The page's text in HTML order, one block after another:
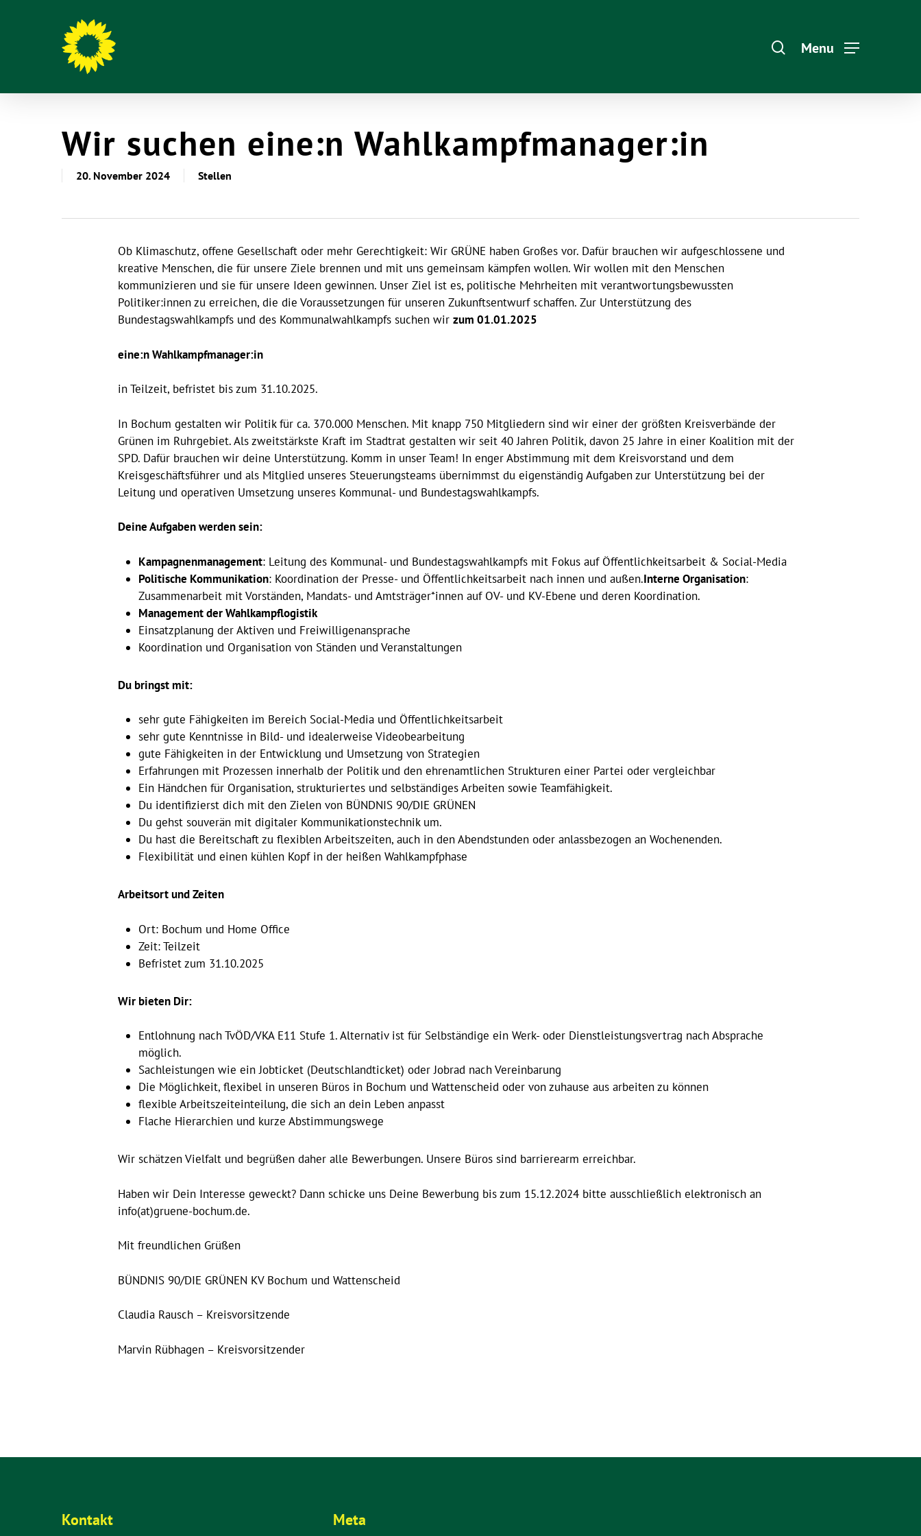
Menu
Wir suchen eine:n Wahlkampfmanager:in
20. November 2024 Stellen
Ob Klimaschutz, offene Gesellschaft oder mehr Gerechtigkeit: Wir GRÜNE haben Großes vor. Dafür brauchen wir aufgeschlossene und
kreative Menschen, die für unsere Ziele brennen und mit uns gemeinsam kämpfen wollen. Wir wollen mit den Menschen
kommunizieren und sie für unsere Ideen gewinnen. Unser Ziel ist es, politische Mehrheiten mit verantwortungsbewussten
Politiker:innen zu erreichen, die die Voraussetzungen für unseren Zukunftsentwurf schaffen. Zur Unterstützung des
Bundestagswahlkampfs und des Kommunalwahlkampfs suchen wir zum 01.01.2025
eine:n Wahlkampfmanager:in
in Teilzeit, befristet bis zum 31.10.2025.
In Bochum gestalten wir Politik für ca. 370.000 Menschen. Mit knapp 750 Mitgliedern sind wir einer der größten Kreisverbände der
Grünen im Ruhrgebiet. Als zweitstärkste Kraft im Stadtrat gestalten wir seit 40 Jahren Politik, davon 25 Jahre in einer Koalition mit der
SPD. Dafür brauchen wir deine Unterstützung. Komm in unser Team! In enger Abstimmung mit dem Kreisvorstand und dem
Kreisgeschäftsführer und als Mitglied unseres Steuerungsteams übernimmst du eigenständig Aufgaben zur Unterstützung bei der
Leitung und operativen Umsetzung unseres Kommunal- und Bundestagswahlkampfs.
Deine Aufgaben werden sein:
Kampagnenmanagement: Leitung des Kommunal- und Bundestagswahlkampfs mit Fokus auf Öffentlichkeitsarbeit & Social-Media
Politische Kommunikation: Koordination der Presse- und Öffentlichkeitsarbeit nach innen und außen.Interne Organisation:
Zusammenarbeit mit Vorständen, Mandats- und Amtsträger*innen auf OV- und KV-Ebene und deren Koordination.
Management der Wahlkampflogistik
Einsatzplanung der Aktiven und Freiwilligenansprache
Koordination und Organisation von Ständen und Veranstaltungen
Du bringst mit:
sehr gute Fähigkeiten im Bereich Social-Media und Öffentlichkeitsarbeit
sehr gute Kenntnisse in Bild- und idealerweise Videobearbeitung
gute Fähigkeiten in der Entwicklung und Umsetzung von Strategien
Erfahrungen mit Prozessen innerhalb der Politik und den ehrenamtlichen Strukturen einer Partei oder vergleichbar
Ein Händchen für Organisation, strukturiertes und selbständiges Arbeiten sowie Teamfähigkeit.
Du identifizierst dich mit den Zielen von BÜNDNIS 90/DIE GRÜNEN
Du gehst souverän mit digitaler Kommunikationstechnik um.
Du hast die Bereitschaft zu flexiblen Arbeitszeiten, auch in den Abendstunden oder anlassbezogen an Wochenenden.
Flexibilität und einen kühlen Kopf in der heißen Wahlkampfphase
Arbeitsort und Zeiten
Ort: Bochum und Home Office
Zeit: Teilzeit
Befristet zum 31.10.2025
Wir bieten Dir:
Entlohnung nach TvÖD/VKA E11 Stufe 1. Alternativ ist für Selbständige ein Werk- oder Dienstleistungsvertrag nach Absprache
möglich.
Sachleistungen wie ein Jobticket (Deutschlandticket) oder Jobrad nach Vereinbarung
Die Möglichkeit, flexibel in unseren Büros in Bochum und Wattenscheid oder von zuhause aus arbeiten zu können
flexible Arbeitszeiteinteilung, die sich an dein Leben anpasst
Flache Hierarchien und kurze Abstimmungswege
Wir schätzen Vielfalt und begrüßen daher alle Bewerbungen. Unsere Büros sind barrierearm erreichbar.
Haben wir Dein Interesse geweckt? Dann schicke uns Deine Bewerbung bis zum 15.12.2024 bitte ausschließlich elektronisch an
info(at)gruene-bochum.de.
Mit freundlichen Grüßen
BÜNDNIS 90/DIE GRÜNEN KV Bochum und Wattenscheid
Claudia Rausch – Kreisvorsitzende
Marvin Rübhagen – Kreisvorsitzender
Kontakt Meta